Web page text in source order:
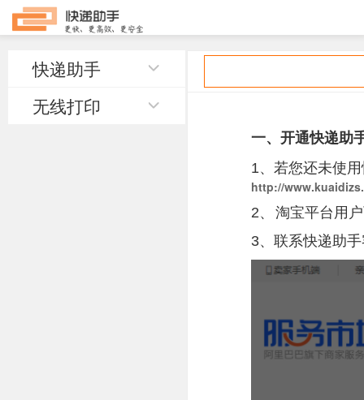
快递助手
无线打印
一、 开通快递助
1、若您还未使
http://
2、 淘宝平台用
3、 联系快递助